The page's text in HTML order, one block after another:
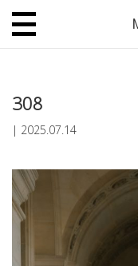
308
| 2025.07.14